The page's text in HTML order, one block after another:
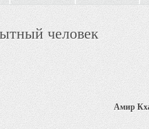
человек
Амир